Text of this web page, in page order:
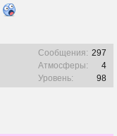
Сообщения: 297
Атмосферы:
4
Уровень:
98